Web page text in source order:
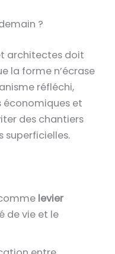
?
architectes doit
la forme n’écrase
réfléchi,
économiques et
des chantiers
superficielles.
levier
de vie et le